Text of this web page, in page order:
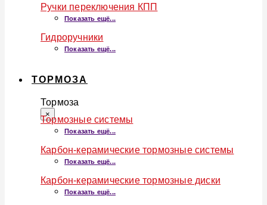
Ручки переключения КПП
Показать ещё...
Гидроручники
Показать ещё...
ТОРМОЗА
Тормоза
×
Тормозные системы
Показать ещё...
Карбон-керамические тормозные системы
Показать ещё...
Карбон-керамические тормозные диски
Показать ещё...